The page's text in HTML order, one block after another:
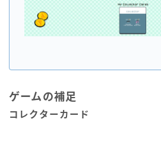
ゲームの補足
コレクターカード